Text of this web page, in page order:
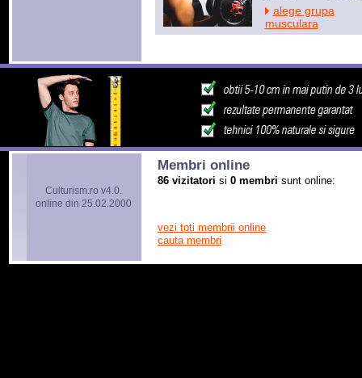
alege grupa
musculara
Culturism.ro v4.0.
online din 25.02.2000
Membri online
86 vizitatori si 0 membri sunt online:
vezi toti membrii online
cauta membri